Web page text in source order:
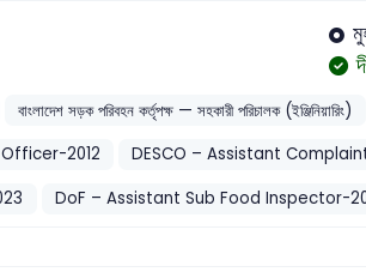
বাংলাদেশ সড়ক পরিবহন কর্তৃপক্ষ — সহকারী পরিচালক (ইঞ্জিনিয়ারিং)
2012
DESCO – Assistant
DoF – Assistant Sub Food Inspector-